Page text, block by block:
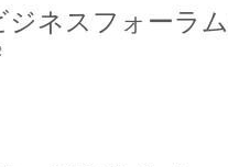
ジネスフォーラ